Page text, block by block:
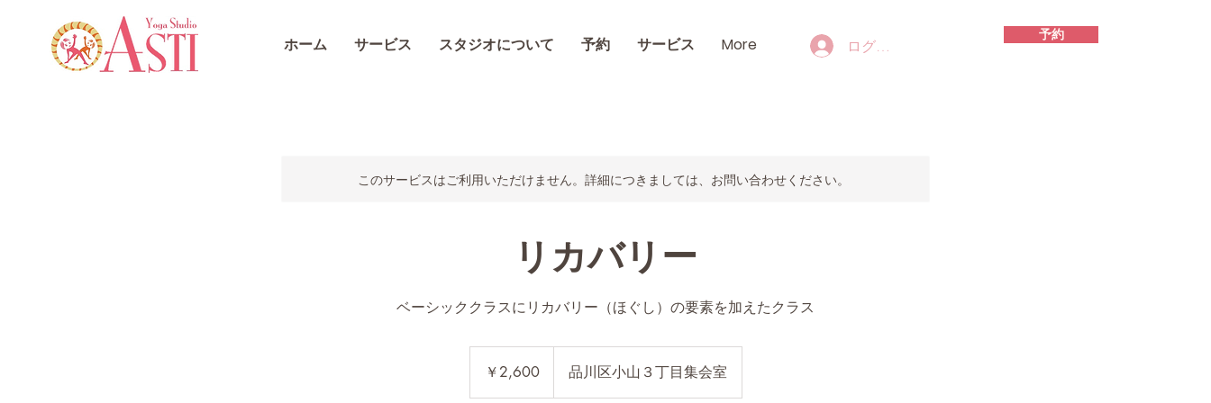
ホーム サービス スタジオについて 予約 サービス More ログイン
予約
このサービスはご利用いただけません。詳細につきましては、お問い合わせください。
リカバリー
￥2,600 品川区小山３丁目集会室